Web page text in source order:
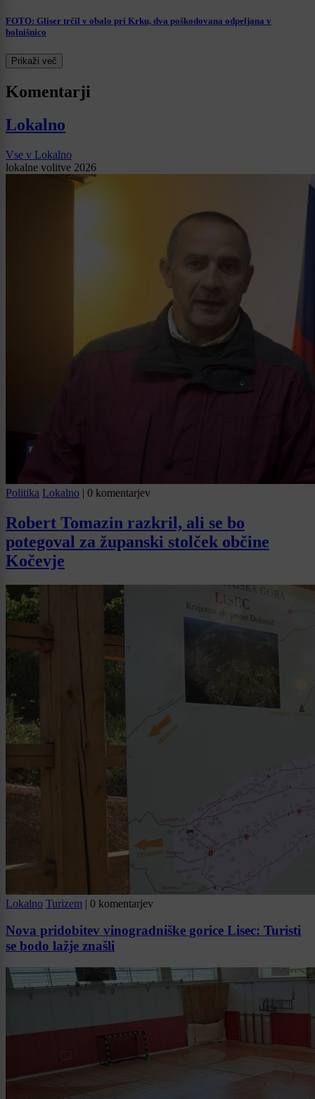
FOTO: Gliser trčil v obalo pri Krku, dva poškodovana odpeljana v
bolnišnico
Prikaži več
Komentarji
Lokalno
Vse v Lokalno
lokalne volitve 2026
Politika Lokalno | 0 komentarjev
Robert Tomazin razkril, ali se bo
potegoval za županski stolček občine
Kočevje
Lokalno Turizem | 0 komentarjev
Nova pridobitev vinogradniške gorice Lisec: Turisti
se bodo lažje znašli